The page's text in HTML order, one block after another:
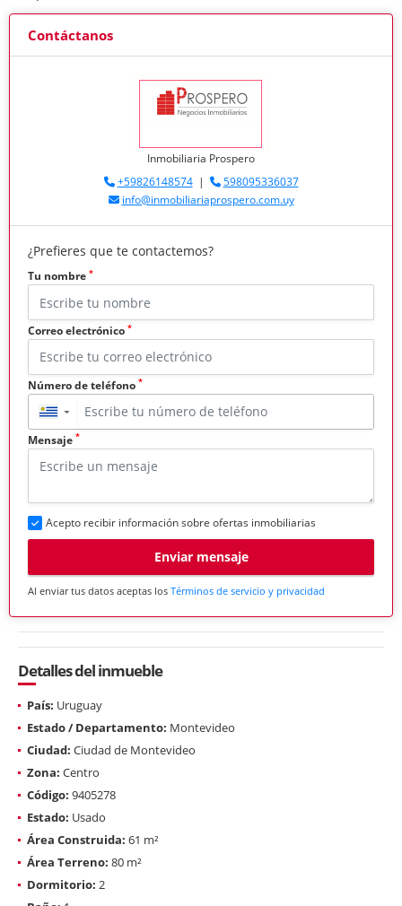
Contáctanos
Inmobiliaria Prospero
+59826148574|
598095336037
info@inmobiliariaprospero.com.uy
¿Prefieres que te contactemos?
Tu nombre *
Correo electrónico *
Número de teléfono *
▼
Mensaje *
Acepto recibir información sobre ofertas inmobiliarias
Enviar mensaje
Al enviar tus datos aceptas los Términos de servicio y privacidad
Detalles del inmueble
País: Uruguay
Estado / Departamento: Montevideo
Ciudad: Ciudad de Montevideo
Zona: Centro
Código: 9405278
Estado: Usado
Área Construida: 61 m²
Área Terreno: 80 m²
Dormitorio: 2